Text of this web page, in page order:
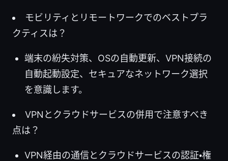
モビリティとリモートワークでのベストプラ
クティスは？
端末の紛失対策、OSの自動更新、VPN接続の
自動起動設定、セキュアなネットワーク選択
を意識します。
VPNとクラウドサービスの併用で注意すべき
点は？
VPN経由の通信とクラウドサービスの認証・権